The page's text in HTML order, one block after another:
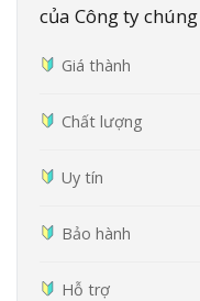
của Công ty
Giá thành
Chất lượng
Uy tín
Bảo hành
Hỗ trợ